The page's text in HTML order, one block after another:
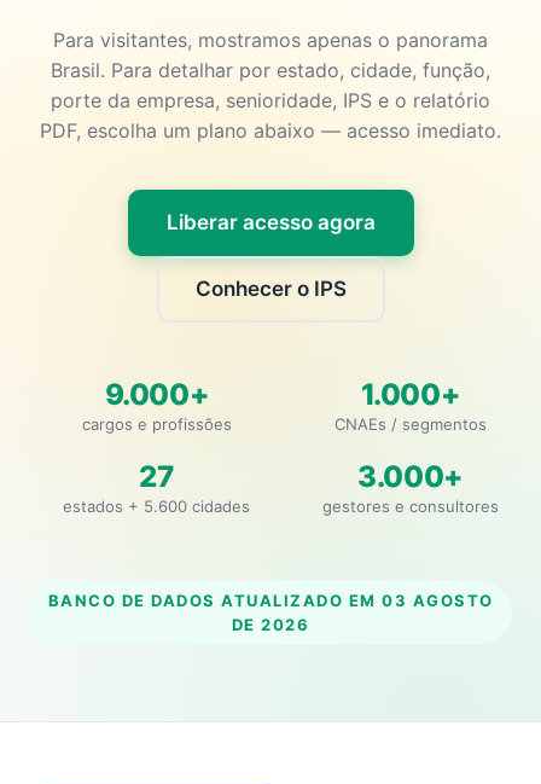
Para visitantes, mostramos apenas o panorama
Brasil. Para detalhar por estado, cidade, função,
porte da empresa, senioridade, IPS e o relatório
PDF, escolha um plano abaixo — acesso imediato.
Liberar acesso agora
Conhecer o IPS
9.000+
cargos e profissões
1.000+
CNAEs / segmentos
27
estados + 5.600 cidades
3.000+
gestores e consultores
BANCO DE DADOS ATUALIZADO EM 03 AGOSTO
DE 2026